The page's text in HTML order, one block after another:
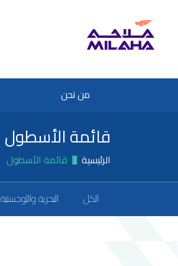
من نحن
قائمة الأسطول
الرئيسية قائمة الأسطول
الكل البحرية واللوجستية